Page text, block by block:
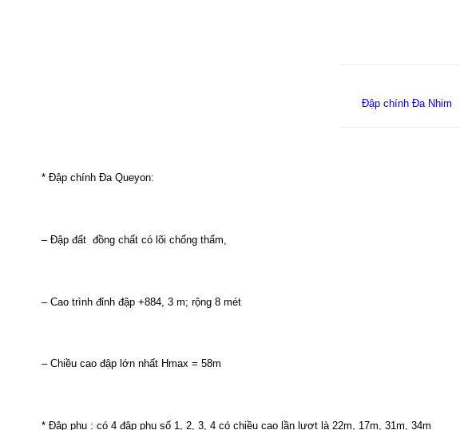
Đập chính Đa Nhim
* Đập chính Đa Queyon:
– Đập đất đồng chất có lõi chống thấm
– Cao trình đỉnh đập +884, 3 m; rộng 8 mét
– Chiều cao đập lớn nhất Hmax = 58m
* Đập phụ : có 4 đập phụ số 1, 2, 3, 4 có chiều cao lần lượt là22m, 17m, 31m, 34m